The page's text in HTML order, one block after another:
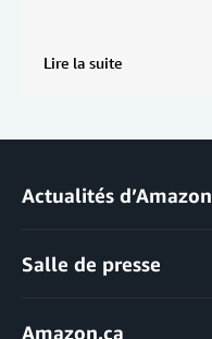
Lire la suite
Actualités d’Amazon
Salle de presse
Amazon.ca